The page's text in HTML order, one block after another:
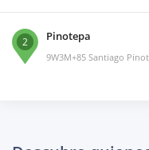
2 Pinotepa
9W3M+85 Santiago